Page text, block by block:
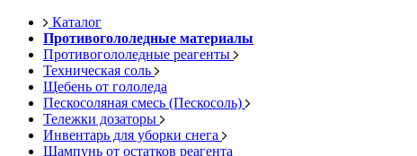
Каталог
Противогололедные материалы
Противогололедные реагенты
Техническая соль
Щебень от гололеда
Пескосоляная смесь (Пескосоль)
Тележки дозаторы
Инвентарь для уборки снега
Шампунь от остатков реагента